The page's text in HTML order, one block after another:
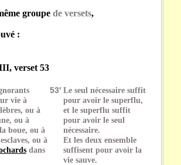
groupede versets,
:
verset 53
vie à
ou à
ou à
boue, ou à
ou à
dans
53' Le seul nécessaire suffit
pour avoir le superflu,
et le superflu suffit
pour avoir le seul
nécessaire.
Et les deux ensemble
suffisent pour avoir la
vie sauve.